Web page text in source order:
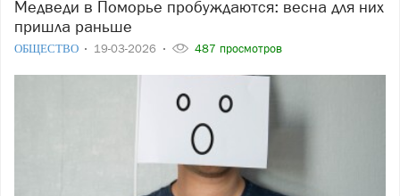
Медведи в Поморье пробуждаются: весна для них
пришла раньше
ОБЩЕСТВО 19-03-2026 487 просмотров